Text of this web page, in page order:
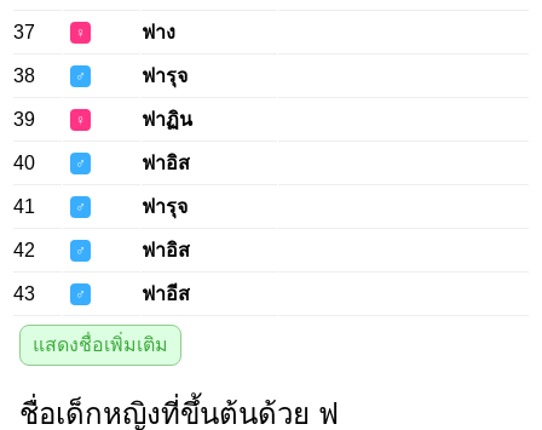
37 ♀ ฟาง
38 ♂ ฟารุจ
39 ♀ ฟาฏิน
40 ♂ ฟาอิส
41 ♂ ฟารุจ
42 ♂ ฟาอิส
43 ♂ ฟาอีส
แสดงชื่อเพิ่มเติม
ชื่อเด็กหญิงที่ขึ้นต้นด้วย ฟ